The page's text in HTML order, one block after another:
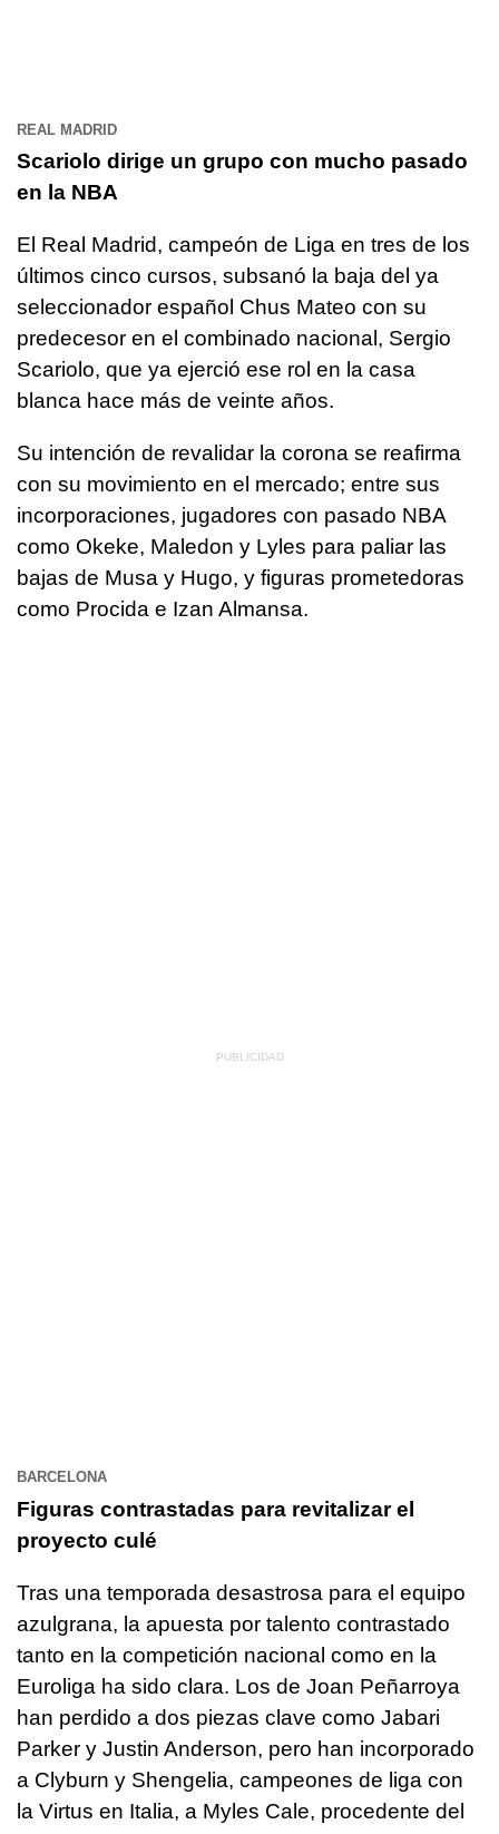
REAL MADRID
Scariolo dirige un grupo con mucho pasado
en la NBA
El Real Madrid, campeón de Liga en tres de los
últimos cinco cursos, subsanó la baja del ya
seleccionador español Chus Mateo con su
predecesor en el combinado nacional, Sergio
Scariolo, que ya ejerció ese rol en la casa
blanca hace más de veinte años.
Su intención de revalidar la corona se reafirma
con su movimiento en el mercado; entre sus
incorporaciones, jugadores con pasado NBA
como Okeke, Maledon y Lyles para paliar las
bajas de Musa y Hugo, y figuras prometedoras
como Procida e Izan Almansa.
BARCELONA
Figuras contrastadas para revitalizar el
proyecto culé
Tras una temporada desastrosa para el equipo
azulgrana, la apuesta por talento contrastado
tanto en la competición nacional como en la
Euroliga ha sido clara. Los de Joan Peñarroya
han perdido a dos piezas clave como Jabari
Parker y Justin Anderson, pero han incorporado
a Clyburn y Shengelia, campeones de liga con
la Virtus en Italia, a Myles Cale, procedente del